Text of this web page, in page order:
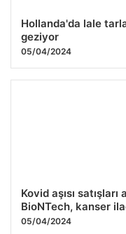
Hollanda'da lale
geziyor
05/04/2024
Kovid aşısı
BioNTech, kanser
05/04/2024